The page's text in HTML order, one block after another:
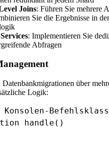
Joins: Führen Sie mehrere
Sie die Ergebnisse in der
: Implementieren Sie
Abfragen
über
Logik:
handle()